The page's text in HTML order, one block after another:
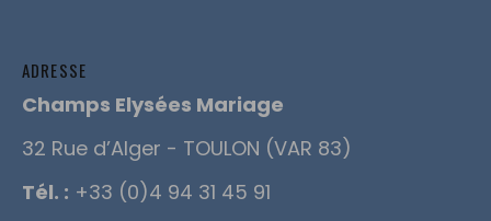
ADRESSE
Champs Elysées Mariage
32 Rue d’Alger - TOULON (VAR 83)
Tél. : +33 (0)4 94 31 45 91